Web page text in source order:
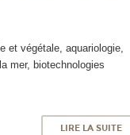
et végétale, aquariologie,
mer, biotechnologies
LIRE LA SUITE